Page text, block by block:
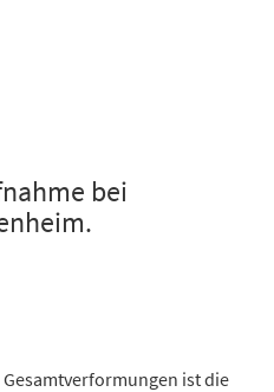
bei
ist die